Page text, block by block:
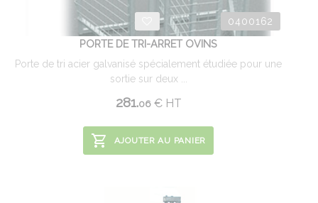
0400162
PORTE DE TRI-ARRET OVINS
Porte de tri acier galvanisé spécialement étudiée pour une
sortie sur deux ...
281.06 €HT
AJOUTER AU PANIER